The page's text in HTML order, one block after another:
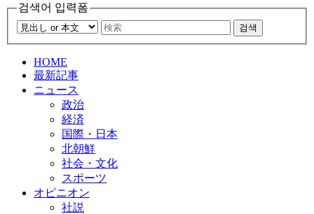
검색어 입력폼
검색
HOME
最新記事
ニュース
政治
経済
国際・日本
北朝鮮
社会・文化
スポーツ
オピニオン
社説